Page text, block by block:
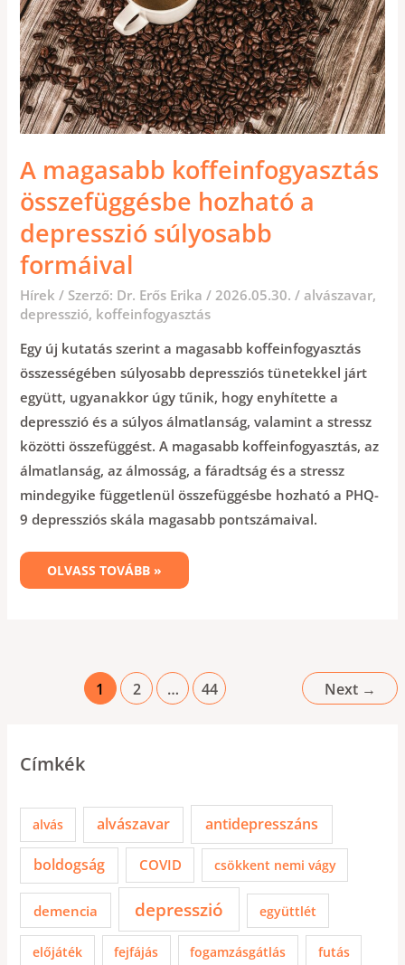
A magasabb koffeinfogyasztás
összefüggésbe hozható a
depresszió súlyosabb
formáival
Hírek / Szerző: Dr. Erős Erika/ 2026.05.30./alvászavar,
depresszió, koffeinfogyasztás
Egy új kutatás szerint a magasabb koffeinfogyasztás
összességében súlyosabb depressziós tünetekkel járt
együtt, ugyanakkor úgy tűnik, hogy enyhítette a
depresszió és a súlyos álmatlanság, valamint a stressz
közötti összefüggést. A magasabb koffeinfogyasztás, az
álmatlanság, az álmosság, a fáradtság és a stressz
mindegyike függetlenül összefüggésbe hozható a PHQ-
9 depressziós skála magasabb pontszámaival.
OLVASS TOVÁBB »
1 2 … 44 Next →
Címkék
alvás alvászavar antidepresszáns
boldogság COVID csökkent nemi vágy
demencia depresszió együttlét
előjáték fejfájás fogamzásgátlás futás